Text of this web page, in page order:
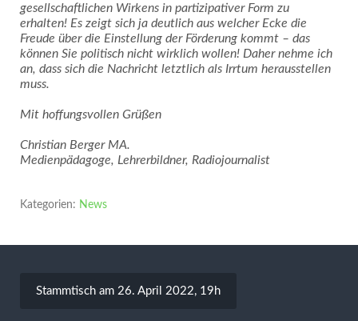
gesellschaftlichen Wirkens in partizipativer Form zu
erhalten! Es zeigt sich ja deutlich aus welcher Ecke die
Freude über die Einstellung der Förderung kommt – das
können Sie politisch nicht wirklich wollen! Daher nehme ich
an, dass sich die Nachricht letztlich als Irrtum herausstellen
muss.
Mit hoffungsvollen Grüßen
Christian Berger MA.
Medienpädagoge, Lehrerbildner, Radiojournalist
Kategorien: News
Stammtisch am 26. April 2022, 19h